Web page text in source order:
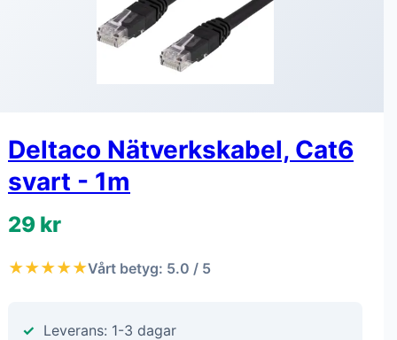
Deltaco Nätverkskabel, Cat6
svart - 1m
29 kr
★★★★★Vårt betyg: 5.0 / 5
Leverans: 1-3 dagar